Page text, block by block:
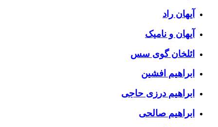
آیهان راد
آیهان و نامیک
ائلخان گوی سس
ابراهیم افشین
ابراهیم درزی حاجی
ابراهیم صالحی